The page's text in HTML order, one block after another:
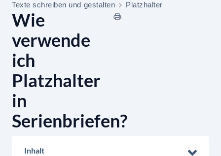
Texte schreiben und gestalten
Platzhalter
Wie
verwende
ich
Platzhalter
in
Serienbriefen?
Inhalt